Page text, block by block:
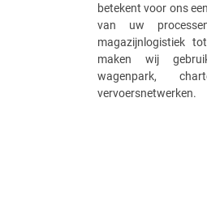
betekent voor ons
van uw
magazijnlogistiek
maken wij
wagenpark,
vervoersnetwerken.